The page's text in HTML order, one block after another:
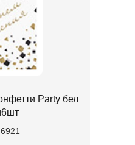
Party бел